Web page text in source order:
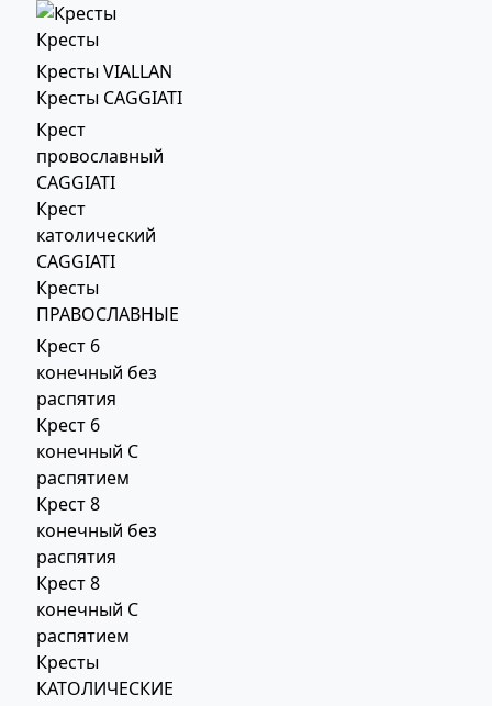
Кресты
Кресты VIALLAN
Кресты CAGGIATI
Крест
провославный
CAGGIATI
Крест
католический
CAGGIATI
Кресты
ПРАВОСЛАВНЫЕ
Крест 6
конечный без
распятия
Крест 6
конечный С
распятием
Крест 8
конечный без
распятия
Крест 8
конечный С
распятием
Кресты
КАТОЛИЧЕСКИЕ